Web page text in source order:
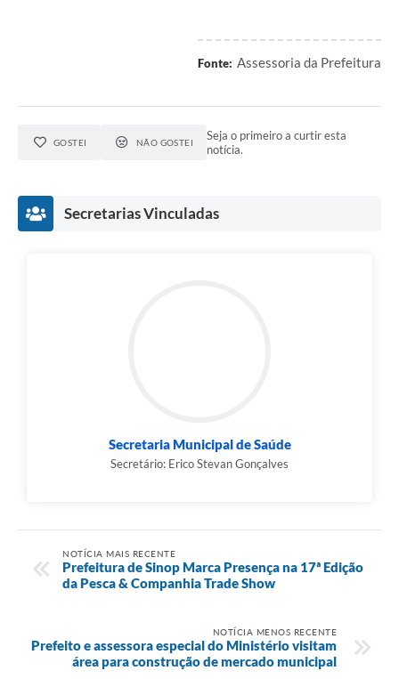
Fonte: Assessoria da Prefeitura
GOSTEI NÃO GOSTEI
Seja o primeiro a curtir esta
notícia.
Secretarias Vinculadas
Secretaria Municipal de Saúde
Secretário: Erico Stevan Gonçalves
NOTÍCIA MAIS RECENTE
Prefeitura de Sinop Marca Presença na 17ª Edição
da Pesca & Companhia Trade Show
NOTÍCIA MENOS RECENTE
Prefeito e assessora especial do Ministério visitam
área para construção de mercado municipal